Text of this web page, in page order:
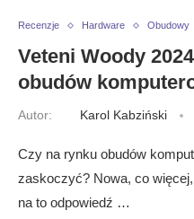
Recenzje Hardware Obudowy
Veteni Woody
obudów
Autor: Karol Kabziński
Czy na rynku obudów
zaskoczyć? Nowa, co
na to odpowiedź …